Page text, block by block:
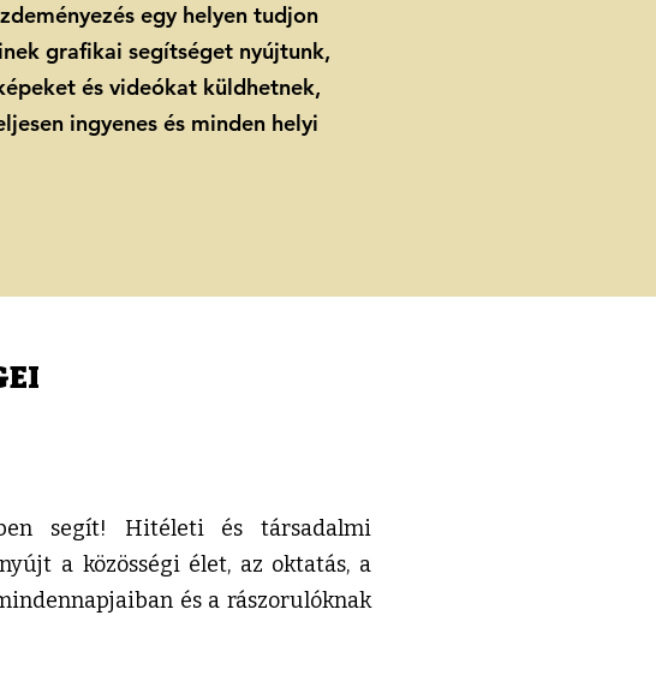
egy helyen tudjon
grafikai segítséget nyújtunk,
és videókat küldhetnek,
ingyenes és minden helyi
segít! Hitéleti és társadalmi
a közösségi élet, az oktatás, a
és a rászorulóknak